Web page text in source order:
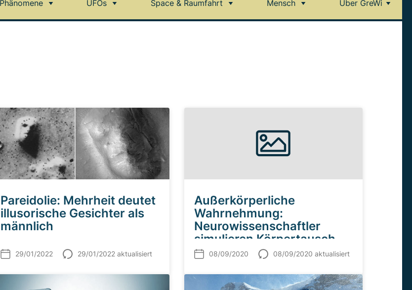
UFOs Space & Raumfahrt Mensch Über GreWi
Pareidolie: Mehrheit deutet
illusorische Gesichter als
männlich
29/01/2022 29/01/2022 aktualisiert
Außerkörperliche
Wahrnehmung:
Neurowissenschaftler
simulieren Körpertausch
08/09/2020 08/09/2020 aktualisiert